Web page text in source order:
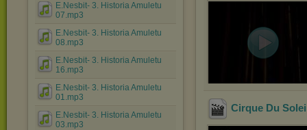
E.Nesbit- 3. Historia Amuletu
07.mp3
E.Nesbit- 3. Historia Amuletu
08.mp3
E.Nesbit- 3. Historia Amuletu
16.mp3
E.Nesbit- 3. Historia Amuletu
01.mp3
E.Nesbit- 3. Historia Amuletu
03.mp3
Cirque Du